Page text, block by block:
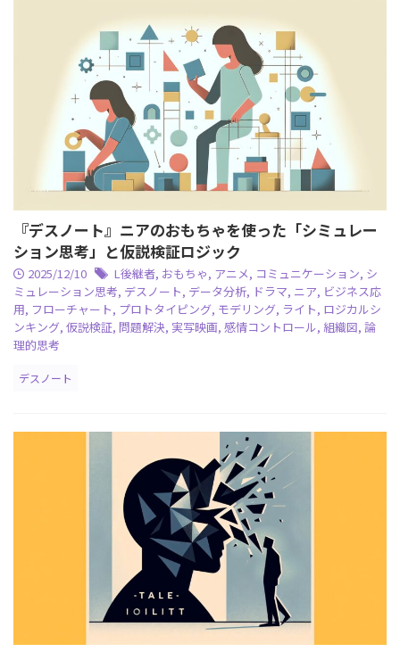
『デスノート』ニアのおもちゃを使った「シミュレー
ション思考」と仮説検証ロジック
2025/12/10 L後継者, おもちゃ, アニメ, コミュニケーション, シ
ミュレーション思考, デスノート, データ分析, ドラマ, ニア, ビジネス応
用, フローチャート, プロトタイピング, モデリング, ライト, ロジカルシ
ンキング, 仮説検証, 問題解決, 実写映画, 感情コントロール, 組織図, 論
理的思考
デスノート